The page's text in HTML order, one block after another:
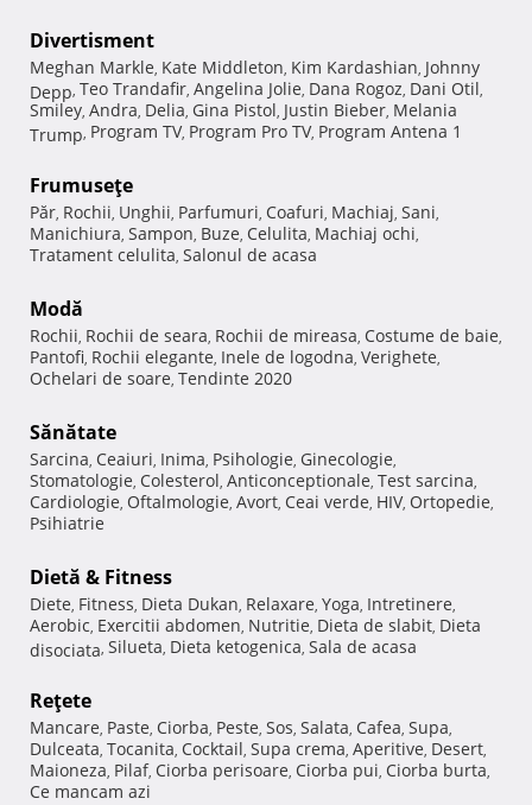
Divertisment
Meghan Markle, Kate Middleton, Kim Kardashian, Johnny
Depp, Teo Trandafir, Angelina Jolie, Dana Rogoz, Dani Otil,
Smiley, Andra, Delia, Gina Pistol, Justin Bieber, Melania
Trump, Program TV, Program Pro TV, Program Antena 1
Frumuseţe
Păr, Rochii, Unghii, Parfumuri, Coafuri, Machiaj, Sani,
Manichiura, Sampon, Buze, Celulita, Machiaj ochi,
Tratament celulita, Salonul de acasa
Modă
Rochii, Rochii de seara, Rochii de mireasa, Costume de baie,
Pantofi, Rochii elegante, Inele de logodna, Verighete,
Ochelari de soare, Tendinte 2020
Sănătate
Sarcina, Ceaiuri, Inima, Psihologie, Ginecologie,
Stomatologie, Colesterol, Anticonceptionale, Test sarcina,
Cardiologie, Oftalmologie, Avort, Ceai verde, HIV, Ortopedie,
Psihiatrie
Dietă & Fitness
Diete, Fitness, Dieta Dukan, Relaxare, Yoga, Intretinere,
Aerobic, Exercitii abdomen, Nutritie, Dieta de slabit, Dieta
disociata, Silueta, Dieta ketogenica, Sala de acasa
Reţete
Mancare, Paste, Ciorba, Peste, Sos, Salata, Cafea, Supa,
Dulceata, Tocanita, Cocktail, Supa crema, Aperitive, Desert,
Maioneza, Pilaf, Ciorba perisoare, Ciorba pui, Ciorba burta,
Ce mancam azi